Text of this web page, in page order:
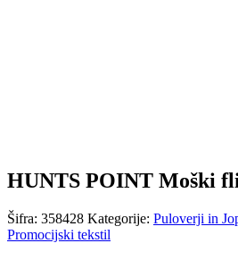
HUNTS POINT Moški
Šifra: 358428 Kategorije: Puloverji in
Promocijski tekstil